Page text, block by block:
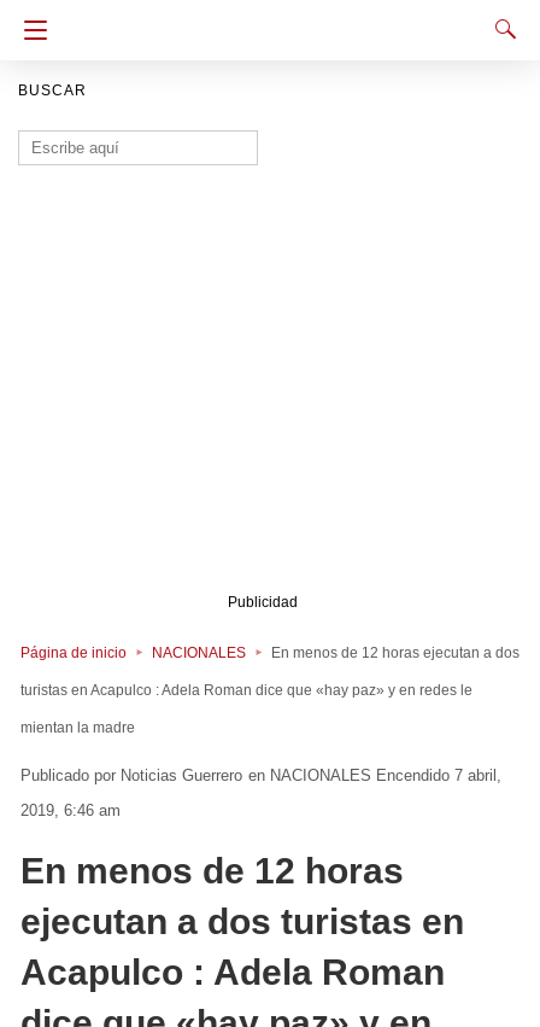
BUSCAR
Buscar:
Publicidad
Página de inicio NACIONALES En menos de 12 horas ejecutan a dos
turistas en Acapulco : Adela Roman dice que «hay paz» y en redes le
mientan la madre
Noticias Guerrero en NACIONALES Encendido 7 abril,
2019, 6:46 am
En menos de 12 horas
ejecutan a dos turistas en
Acapulco : Adela Roman